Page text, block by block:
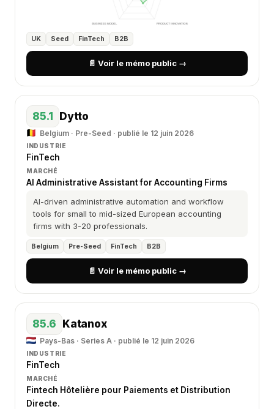
UK Seed FinTech B2B
📄 Voir le mémo public →
85.1 Dytto
Belgium · Pre-Seed · publié le 12 juin 2026
INDUSTRIE
FinTech
MARCHÉ
AI Administrative Assistant for Accounting Firms
AI-driven administrative automation and workflow
tools for small to mid-sized European accounting
firms with 3-20 professionals.
Belgium Pre-Seed FinTech B2B
📄 Voir le mémo public →
85.6 Katanox
Pays-Bas · Series A · publié le 12 juin 2026
INDUSTRIE
FinTech
MARCHÉ
Fintech Hôtelière pour Paiements et Distribution
Directe.